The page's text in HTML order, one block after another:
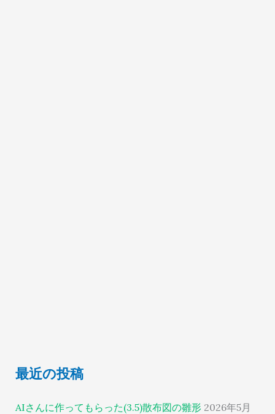
最近の投稿
AIさんに作ってもらった(3.5)散布図の雛形 2026年5月